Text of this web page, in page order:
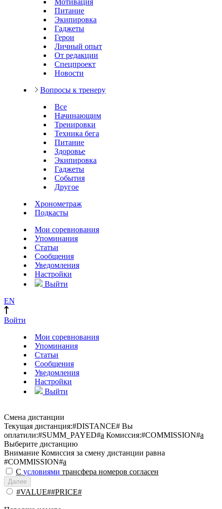
Питание
Экипировка
Гаджеты
Герои
Личный опыт
От редакции
Спецпроект
Новости
Вопросы к тренеру
Все
Начинающим
Тренировки
Техника бега
Питание
Здоровье
Экипировка
Гаджеты
События
Другое
Хронометраж
Подкасты
Мои соревнования
Упоминания
Статьи
Сообщения
Уведомления
Настройки
Выйти
EN
Войти
Мои соревнования
Упоминания
Статьи
Сообщения
Уведомления
Настройки
Выйти
Смена дистанции
Текущая дистанция:#DISTANCE# Вы
оплатили:#SUMM_PAYED#a Комиссия:#COMMISSION#a
Выберите дистанцию
Внимание Комиссия за смену дистанции равна
#COMMISSION#a
С условиями трансфера номеров согласен
Далее
#VALUE##PRICE#